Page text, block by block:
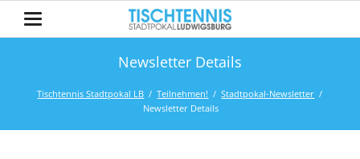
Newsletter Details
Tischtennis Stadtpokal LB Teilnehmen!
Stadtpokal-Newsletter
Newsletter Details